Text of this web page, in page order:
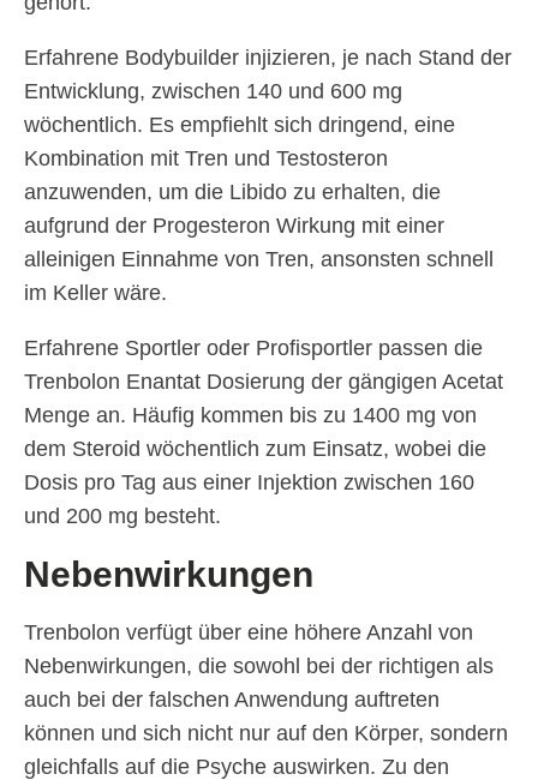
Erfahrene Bodybuilder injizieren, je nach Stand der
Entwicklung, zwischen 140 und 600 mg
wöchentlich. Es empfiehlt sich dringend, eine
Kombination mit Tren und Testosteron
anzuwenden, um die Libido zu erhalten, die
aufgrund der Progesteron Wirkung mit einer
alleinigen Einnahme von Tren, ansonsten schnell
im Keller wäre.
Erfahrene Sportler oder Profisportler passen die
Trenbolon Enantat Dosierung der gängigen Acetat
Menge an. Häufig kommen bis zu 1400 mg von
dem Steroid wöchentlich zum Einsatz, wobei die
Dosis pro Tag aus einer Injektion zwischen 160
und 200 mg besteht.
Nebenwirkungen
Trenbolon verfügt über eine höhere Anzahl von
Nebenwirkungen, die sowohl bei der richtigen als
auch bei der falschen Anwendung auftreten
können und sich nicht nur auf den Körper, sondern
gleichfalls auf die Psyche auswirken. Zu den